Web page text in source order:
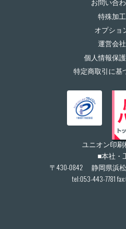
特殊加工
オプショ
運営会社
個人情報保
特定商取引に基
ユニオン印
■本社・
〒430-0842 静岡県浜
tel:053-443-7781